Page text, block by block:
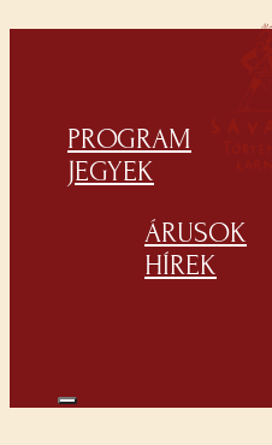
PROGRAM
JEGYEK
ÁRUSOK
HÍREK